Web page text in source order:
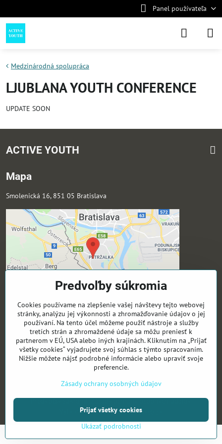
Panel používateľa
Medzinárodná spolupráca
LJUBLANA YOUTH CONFERENCE
UPDATE SOON
ACTIVE YOUTH
Mapa
Smolenická 16, 851 05 Bratislava
Sledujte nás
Activeyouthsk -Fb
Activeyouthsk -Ig
2026 Copyright
Predvoľby súkromiaZásady ochrany osobných údajov
Vytvorené pomocou:BiznisWeb.sk
Predvoľby súkromia
Cookies používame na zlepšenie vašej návštevy tejto webovej
stránky, analýzu jej výkonnosti a zhromažďovanie údajov o jej
používaní. Na tento účel môžeme použiť nástroje a služby
tretích strán a zhromaždené údaje sa môžu preniesť k
partnerom v EÚ, USA alebo iných krajinách. Kliknutím na „Prijať
všetky cookies“ vyjadrujete svoj súhlas s týmto spracovaním.
Nižšie môžete nájsť podrobné informácie alebo upraviť svoje
preferencie.
Zásady ochrany osobných údajov
Ukázať podrobnosti
Prijať všetky cookies